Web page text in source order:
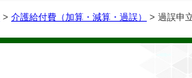
> 介護給付費（加算・減算・過誤） > 過誤申